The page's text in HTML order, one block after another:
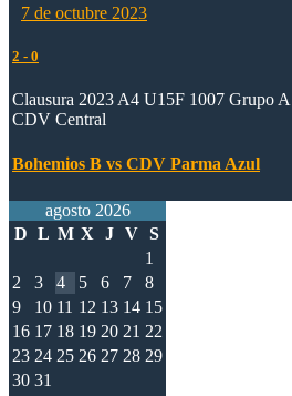
7 de octubre 2023
2 - 0
Clausura 2023 A4 U15F 1007 Grupo A
CDV Central
Bohemios B vs CDV Parma Azul
agosto 2026
D L M X J V S
1
2
3 4 5 6 7
8
9
10 11 12 13 14 15
16 17 18 19 20 21 22
23 24 25 26 27 28 29
30 31